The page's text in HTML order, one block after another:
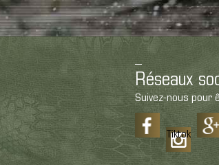
Réseaux
Suivez-nous pour
Tiktok